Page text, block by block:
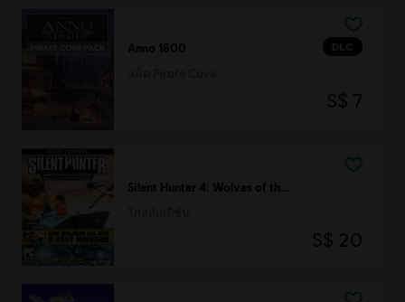
DLC
Anno 1800
S$ 7
S$ 20